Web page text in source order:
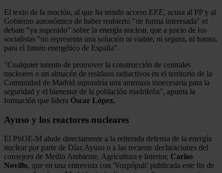
El texto de la moción, al que ha tenido acceso EFE, acusa al PP y al
Gobierno autonómico de haber reabierto "de forma interesada" el
debate "ya superado" sobre la energía nuclear, que a juicio de los
socialistas "no representa una solución ni viable, ni segura, ni barata,
para el futuro energético de España".
"Cualquier intento de promover la construcción de centrales
nucleares o un almacén de residuos radiactivos en el territorio de la
Comunidad de Madrid supondría una amenaza innecesaria para la
seguridad y el bienestar de la población madrileña", apunta la
formación que lidera Óscar López.
Ayuso y los reactores nucleares
El PSOE-M alude directamente a la reiterada defensa de la energía
nuclear por parte de Díaz Ayuso o a las reciente declaraciones del
consejero de Medio Ambiente, Agricultura e Interior, Carlos
Novillo, que en una entrevista con 'Vozpópuli' publicada este fin de